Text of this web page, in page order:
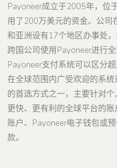
Payoneer成立于2005年，位
用了200万美元的资金。公司
和亚洲设有17个地区办事处
跨国公司使用Payoneer进行全
Payoneer支付系统可以区分
在全球范围内广受欢迎的系
的首选方式之一，主要针对
更快、更有利的全球平台的
账户、Payoneer电子钱包或
款。